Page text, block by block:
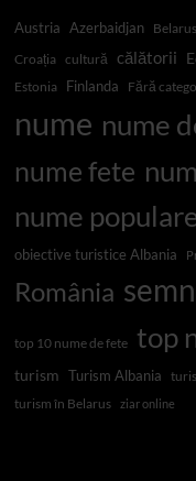
Austria Azerbaidjan Belarus
Croația cultură călătorii
Estonia Finlanda Fără
nume nume
nume fete
nume
obiective turistice Albania
România
top 10 nume de fete top
turism Turism Albania
turism în Belarus ziar online